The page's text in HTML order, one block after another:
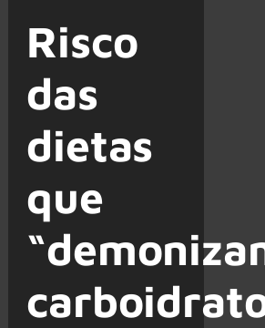
Risco
das
dietas
que